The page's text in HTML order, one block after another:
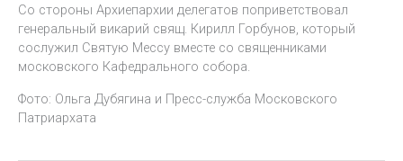
Со стороны Архиепархии делегатов поприветствовал
генеральный викарий свящ. Кирилл Горбунов, который
сослужил Святую Мессу вместе со священниками
московского Кафедрального собора.
Фото: Ольга Дубягина и Пресс-служба Московского
Патриархата